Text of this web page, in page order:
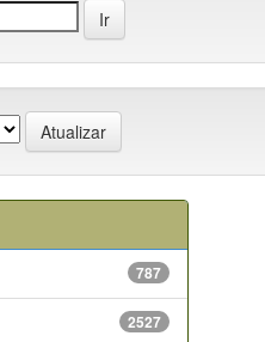
787
2527